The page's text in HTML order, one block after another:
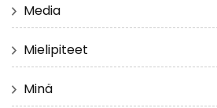
Media
Mielipiteet
Minä